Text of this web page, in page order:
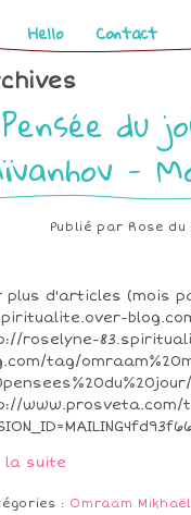
Hello Contact
Pensée du
-
Publié par Rose du
plus d'articles (mois
roselyne-
tag/
la suite
: Omraam